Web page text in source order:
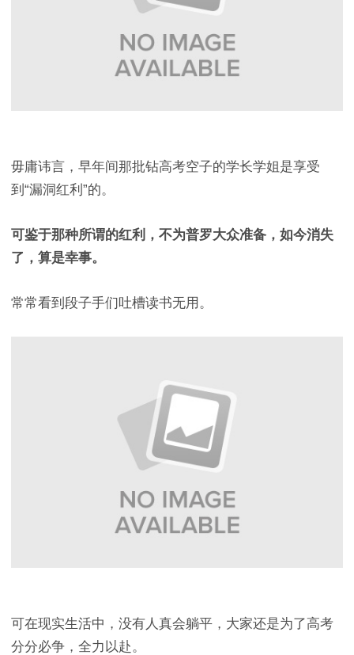
毋庸讳言，早年间那批钻高考空子的学长学姐是享受
到“漏洞红利”的。
可鉴于那种所谓的红利，不为普罗大众准备，如今消失
了，算是幸事。
常常看到段子手们吐槽读书无用。
可在现实生活中，没有人真会躺平，大家还是为了高考
分分必争，全力以赴。